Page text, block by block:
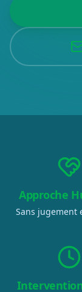
Approche
Sans jugement